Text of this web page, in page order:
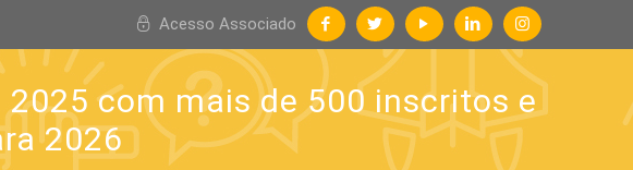
Acesso Associado
2025 com mais de 500 inscritos e
2026